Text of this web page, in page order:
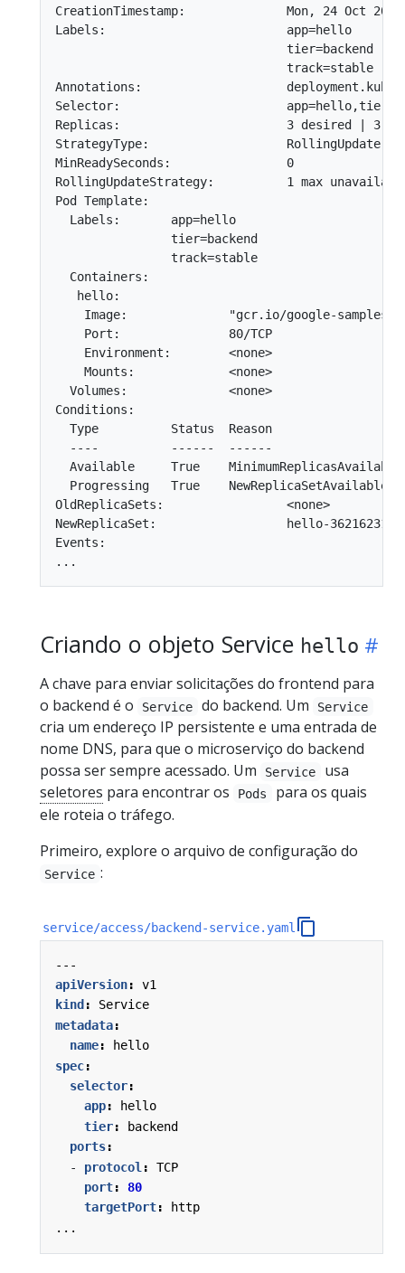
CreationTimestamp:              Mon, 24 Oct 2016
Labels:                         app=hello
                                tier=backend
                                track=stable
Annotations:
Selector:
Replicas:                       3 desired | 3
StrategyType:                   RollingUpdate
MinReadySeconds:                0
RollingUpdateStrategy:          1 max
Pod Template:
  Labels:       app=hello
                tier=backend
                track=stable
  Containers:
   hello:
Image:              "gcr.io/google-samples/
    Port:               80/TCP
    Environment:        <none>
    Mounts:             <none>
  Volumes:              <none>
Conditions:
  Type          Status  Reason
  ----          ------  ------
  Available     True    MinimumReplicasAvailable
  Progressing   True    NewReplicaSetAvailable
OldReplicaSets:                 <none>
NewReplicaSet:                  hello-
Events:
Criando o objeto Service hello
A chave para enviar solicitações do frontend para
o backend é o
Service do backend. Um Service
cria um endereço IP persistente e uma entrada de
nome DNS, para que o microserviço do backend
possa ser sempre acessado. Um
Service
usa
seletores para encontrar os Pods
para os quais
ele roteia o tráfego.
Primeiro, explore o arquivo de configuração do
Service :
service/access/backend-service.yaml
---
apiVersion:
v1
kind :
Service
metadata:
name:
hello
spec:
selector:
app:
hello
tier:
backend
ports:
- protocol :
TCP
port:
80
targetPort:
http
...